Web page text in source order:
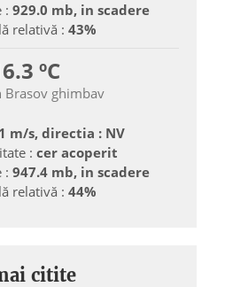
: 929.0 mb, in scadere
relativă : 43%
ºC
Brasov ghimbav
m/s, directia : NV
: cer acoperit
: 947.4 mb, in scadere
relativă : 44%
citite